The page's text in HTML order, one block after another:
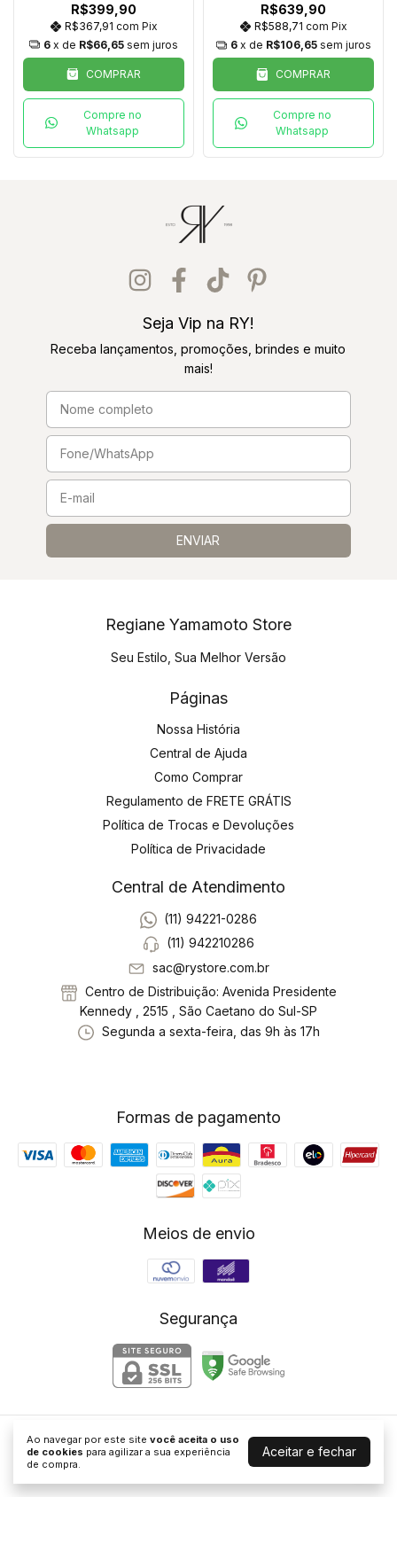
Ao navegar por este site você aceita o uso
de cookies para agilizar a sua experiência
de compra.
Aceitar e fechar
R$399,90
R$367,91 com Pix
6 x de R$66,65 sem juros
COMPRAR
Compre no
Whatsapp
R$639,90
R$588,71 com Pix
6 x de R$106,65 sem juros
COMPRAR
Compre no
Whatsapp
Seja Vip na RY!
Receba lançamentos, promoções, brindes e muito
mais!
Regiane Yamamoto Store
Seu Estilo, Sua Melhor Versão
Páginas
Nossa História
Central de Ajuda
Como Comprar
Regulamento de FRETE GRÁTIS
Política de Trocas e Devoluções
Política de Privacidade
Central de Atendimento
(11) 94221-0286
(11) 942210286
sac@rystore.com.br
Centro de Distribuição: Avenida Presidente
Kennedy , 2515 , São Caetano do Sul-SP
Segunda a sexta-feira, das 9h às 17h
Formas de pagamento
Meios de envio
Segurança
Regiane Yamamoto Store
©2026. Rystore CNPJ - 32323882000112. Todos os direitos